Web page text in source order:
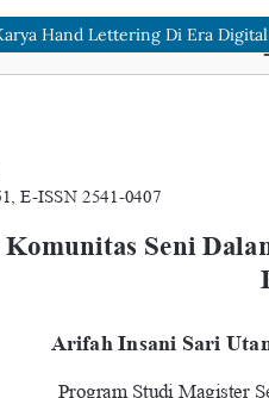
Hand Lettering Di Era Digital